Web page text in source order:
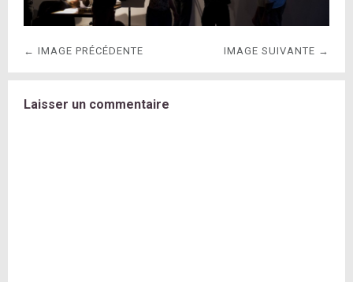
← IMAGE PRÉCÉDENTE IMAGE SUIVANTE →
Laisser un commentaire